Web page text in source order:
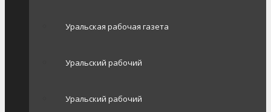
Уральская рабочая газета
Уральский рабочий
Уральский рабочий